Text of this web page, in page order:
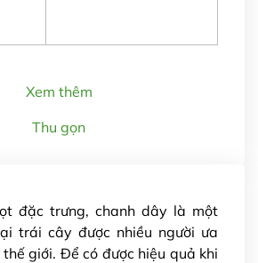
Xem thêm
Thu gọn
đặc trưng, chanh dây là một
trái cây được nhiều người ưa
giới. Để có được hiệu quả khi